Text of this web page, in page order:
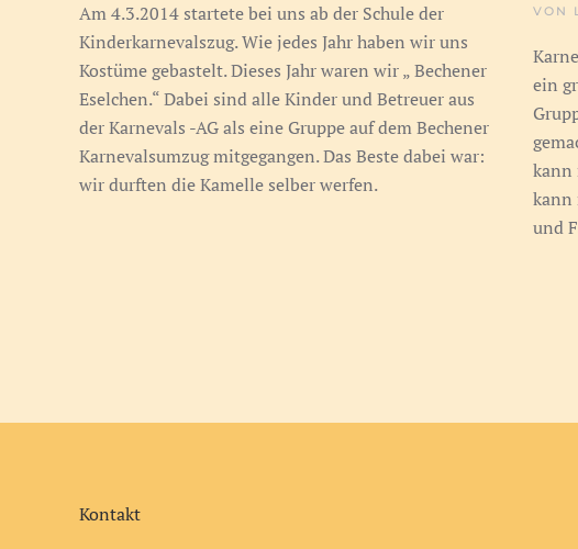
Am 4.3.2014 startete bei uns ab der Schule der
Kinderkarnevalszug. Wie jedes Jahr haben wir uns
Kostüme gebastelt. Dieses Jahr waren wir „ Bechener
Eselchen.“ Dabei sind alle Kinder und Betreuer aus
der Karnevals -AG als eine Gruppe auf dem Bechener
Karnevalsumzug mitgegangen. Das Beste dabei war:
wir durften die Kamelle selber werfen.
VON
ein
kann
kann
und
Kontakt